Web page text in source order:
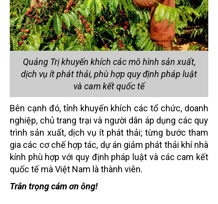
Quảng Trị khuyến khích các mô hình sản xuất,
dịch vụ ít phát thải, phù hợp quy định pháp luật
và cam kết quốc tế
Bên cạnh đó, tỉnh khuyến khích các tổ chức, doanh
nghiệp, chủ trang trại và người dân áp dụng các quy
trình sản xuất, dịch vụ ít phát thải; từng bước tham
gia các cơ chế hợp tác, dự án giảm phát thải khí nhà
kính phù hợp với quy định pháp luật và các cam kết
quốc tế mà Việt Nam là thành viên.
Trân trọng cám ơn ông!